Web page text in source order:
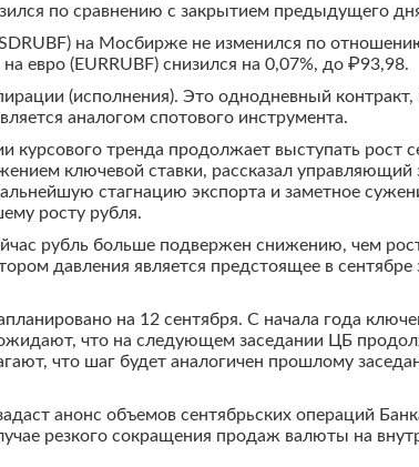
по сравнению с закрытием предыдущего
на Мосбирже не изменился по
евро (EURRUBF) снизился на 0,07%, до ₽93,98.
(исполнения). Это однодневный
аналогом спотового инструмента.
тренда продолжает выступать рост
ключевой ставки, рассказал
стагнацию экспорта и заметное
росту рубля.
рубль больше подвержен снижению, чем
давления является предстоящее в
на 12 сентября. С начала года
что на следующем заседании ЦБ
что шаг будет аналогичен прошлому
анонс объемов сентябрьских операций
резкого сокращения продаж валюты на